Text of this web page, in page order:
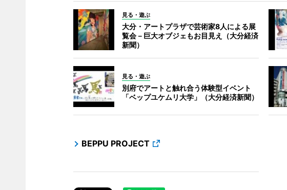
見る・遊ぶ
大分・アートプラザで芸術家8人による展
覧会－巨大オブジェもお目見え（大分経済
新聞）
見る・遊ぶ
別府でアートと触れ合う体験型イベント
「ベップユケムリ大学」（大分経済新聞）
BEPPU PROJECT